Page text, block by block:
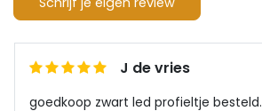
J de vries
goedkoop zwart led profieltje besteld.